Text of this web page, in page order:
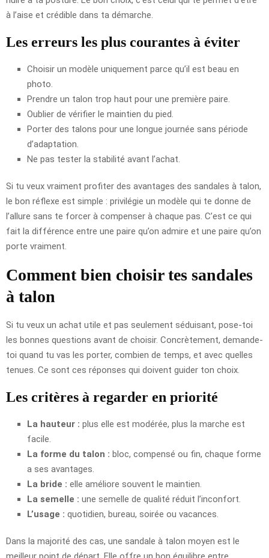
à l’aise et crédible dans ta démarche.
Les erreurs les plus courantes à éviter
Choisir un modèle uniquement parce qu’il est beau en
photo.
Prendre un talon trop haut pour une première paire.
Oublier de vérifier le maintien du pied.
Porter des talons pour une longue journée sans période
d’adaptation.
Ne pas tester la stabilité avant l’achat.
Si tu veux vraiment profiter des avantages des sandales à talon,
le bon réflexe est simple : privilégie un modèle qui te donne de
l’allure sans te forcer à compenser à chaque pas. C’est ce qui
fait la différence entre une paire qu’on admire et une paire qu’on
porte vraiment.
Comment bien choisir tes sandales
à talon
Si tu veux un achat utile et pas seulement séduisant, pose-toi
les bonnes questions avant de choisir. Concrètement, demande-
toi quand tu vas les porter, combien de temps, et avec quelles
tenues. Ce sont ces réponses qui doivent guider ton choix.
Les critères à regarder en priorité
La hauteur : plus elle est modérée, plus la marche est
facile.
La forme du talon : bloc, compensé ou fin, chaque forme
a ses avantages.
La bride : elle améliore souvent le maintien.
La semelle : une semelle de qualité réduit l’inconfort.
L’usage : quotidien, bureau, soirée ou vacances.
Dans la majorité des cas, une sandale à talon moyen est le